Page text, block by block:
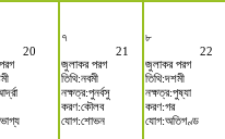
20
৭
21
জুলাকর পরগ
তিথি:নবমী
নক্ষত্র:পুনর্বসু
করণ:কৌলব
যোগ:শোভন
৮
22
জুলাকর পরগ
তিথি:দশমী
নক্ষত্র:পুষ্যা
করণ:গর
যোগ:অতিগণ্ড